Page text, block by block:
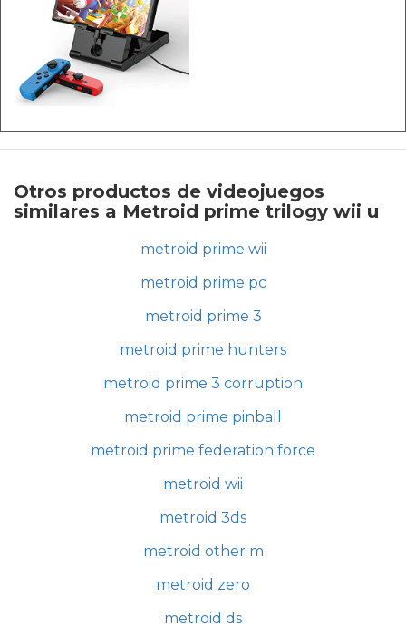
Otros productos de videojuegos
similares a Metroid prime trilogy wii u
metroid prime wii
metroid prime pc
metroid prime 3
metroid prime hunters
metroid prime 3 corruption
metroid prime pinball
metroid prime federation force
metroid wii
metroid 3ds
metroid other m
metroid zero
metroid ds